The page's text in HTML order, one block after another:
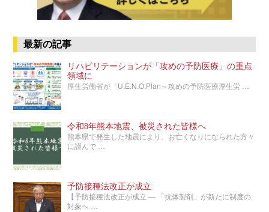
最新の記事
リハビリテーションが「攻めの予防医療」の重点
領域に
厚生労働省が「U.E.N.O.Plan～攻めの予防医療厚生労 …
令和8年熊本地震、被災された皆様へ
熊本県で発生した地震により、お亡くなりになられた方々
に謹んで …
予防接種法改正が成立
【予防接種法改正が成立 ― 「抗体製剤」が新たに制度の
対象へ …